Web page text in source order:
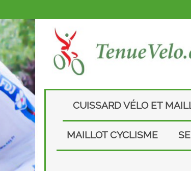
CUISSARD VÉLO ET
MAILLOT CYCLISME